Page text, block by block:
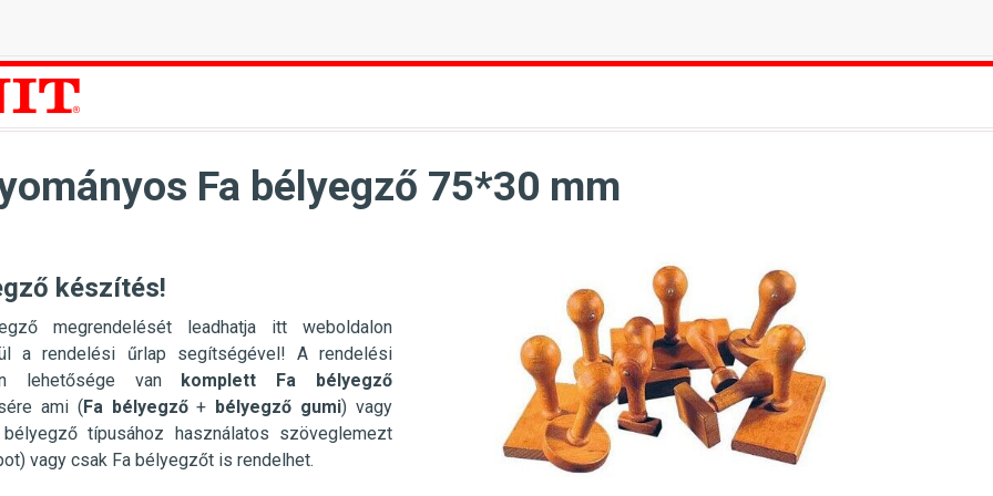
Fa bélyegző 75*30 mm
készítés!
megrendelését leadhatja itt weboldalon
a rendelési űrlap segítségével! A rendelési
lehetősége van
komplett Fa bélyegző
ami ( Fa bélyegző+ bélyegző gumi) vagy
típusához használatos szöveglemezt
vagy csak Fa bélyegzőt is rendelhet.